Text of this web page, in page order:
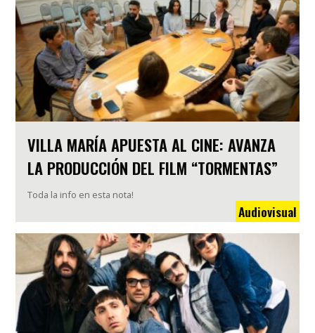
VILLA MARÍA APUESTA AL CINE: AVANZA
LA PRODUCCIÓN DEL FILM “TORMENTAS”
Toda la info en esta nota!
Audiovisual